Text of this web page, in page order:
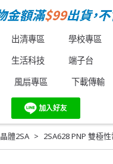
出清專區 學校專區
生活科技 端子台
風扇專區 下載傳輸
體2SA 2SA628 PNP 雙極